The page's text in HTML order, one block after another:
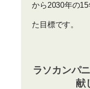
から2030年の
た目標です。
ラソカンパ
献